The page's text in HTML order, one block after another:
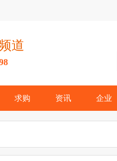
道
求购 资讯 企业